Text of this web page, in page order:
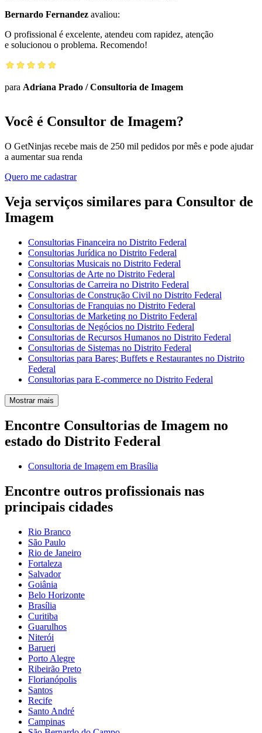
Bernardo Fernandez avaliou:
O profissional é excelente, atendeu com rapidez, atenção
e solucionou o problema. Recomendo!
para Adriana Prado /Consultoria de Imagem
Você é Consultor de Imagem?
O GetNinjas recebe mais de 250 mil pedidos por mês e pode ajudar
a aumentar sua renda
Quero me cadastrar
Veja serviços similares para Consultor de
Imagem
Consultorias Financeira no Distrito Federal
Consultorias Jurídica no Distrito Federal
Consultorias Musicais no Distrito Federal
Consultorias de Arte no Distrito Federal
Consultorias de Carreira no Distrito Federal
Consultorias de Construção Civil no Distrito Federal
Consultorias de Franquias no Distrito Federal
Consultorias de Marketing no Distrito Federal
Consultorias de Negócios no Distrito Federal
Consultorias de Recursos Humanos no Distrito Federal
Consultorias de Sistemas no Distrito Federal
Consultorias para Bares; Buffets e Restaurantes no Distrito
Federal
Consultorias para E-commerce no Distrito Federal
Mostrar mais
Encontre Consultorias de Imagem no
estado do Distrito Federal
Consultoria de Imagem em Brasília
Encontre outros profissionais nas
principais cidades
Rio Branco
São Paulo
Rio de Janeiro
Fortaleza
Salvador
Goiânia
Belo Horizonte
Brasília
Curitiba
Guarulhos
Niterói
Barueri
Porto Alegre
Ribeirão Preto
Florianópolis
Santos
Recife
Santo André
Campinas